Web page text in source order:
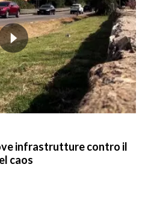
infrastrutture contro il
caos